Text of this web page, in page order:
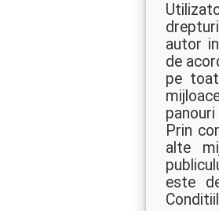
autor
de
pe
Prin
alte
este